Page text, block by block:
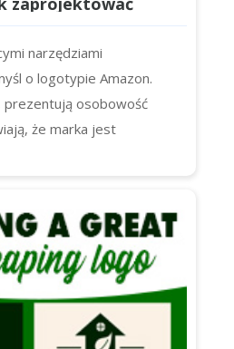
firmy
narzędziami
o logotypie Amazon.
prezentują osobowość
że marka jest
Ale dzisiaj skupimy się na
literowych na
IBM i NASA). Zaczynajmy.